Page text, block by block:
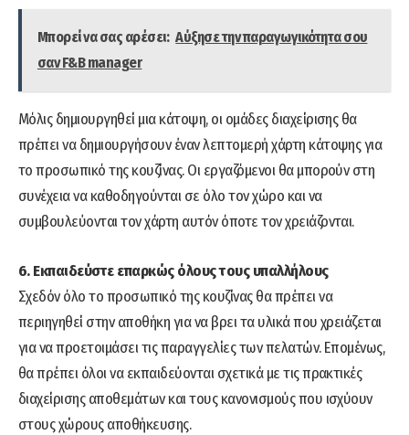
Μπορεί να σας αρέσει: Αύξησε την παραγωγικότητα σου
σαν F&B manager
Μόλις δημιουργηθεί μια κάτοψη, οι ομάδες διαχείρισης θα
πρέπει να δημιουργήσουν έναν λεπτομερή χάρτη κάτοψης για
το προσωπικό της κουζίνας. Οι εργαζόμενοι θα μπορούν στη
συνέχεια να καθοδηγούνται σε όλο τον χώρο και να
συμβουλεύονται τον χάρτη αυτόν όποτε τον χρειάζονται.
6. Εκπαιδεύστε επαρκώς όλους τους υπαλλήλους
Σχεδόν όλο το προσωπικό της κουζίνας θα πρέπει να
περιηγηθεί στην αποθήκη για να βρει τα υλικά που χρειάζεται
για να προετοιμάσει τις παραγγελίες των πελατών. Επομένως,
θα πρέπει όλοι να εκπαιδεύονται σχετικά με τις πρακτικές
διαχείρισης αποθεμάτων και τους κανονισμούς που ισχύουν
στους χώρους αποθήκευσης.